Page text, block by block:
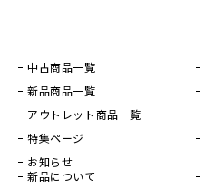
中古商品一覧
新品商品一覧
アウトレット商品一覧
特集ページ
お知らせ
新品について